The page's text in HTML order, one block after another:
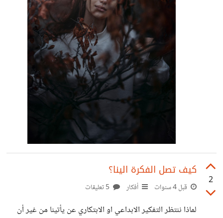
2
كيف تصل الفكرة الينا؟
قبل 4 سنوات أفكار
لماذا ننتظر التفكير الابداعي او الابتكاري عن يأتينا من غير أن